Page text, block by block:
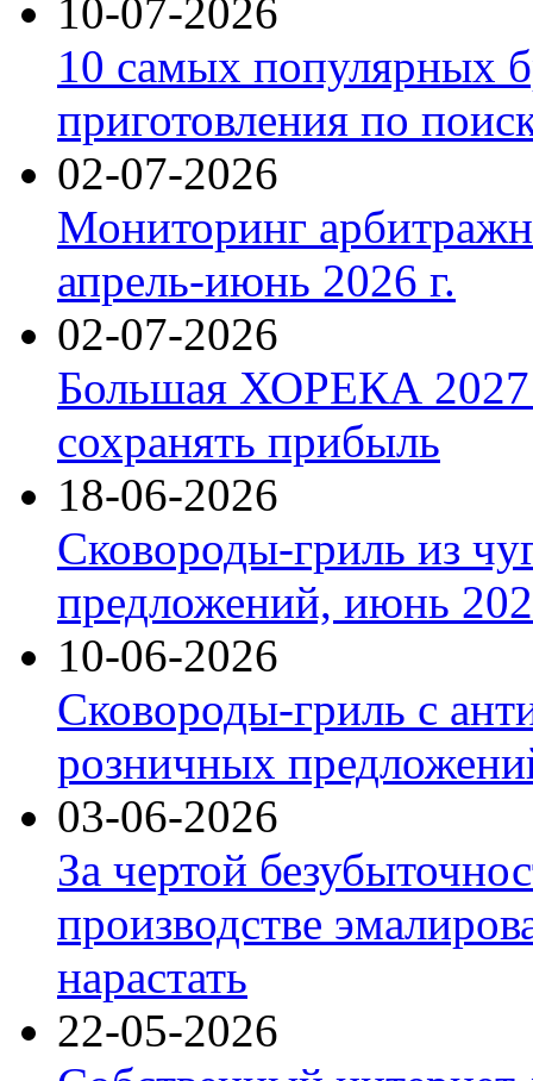
10-07-2026
10 самых популярных
приготовления по
02-07-2026
Мониторинг
апрель-июнь 2026 г.
02-07-2026
Большая ХОРЕКА 2027:
сохранять прибыль
18-06-2026
Сковороды-гриль из
предложений, июнь
10-06-2026
Сковороды-гриль с
розничных
03-06-2026
За чертой
производстве
нарастать
22-05-2026